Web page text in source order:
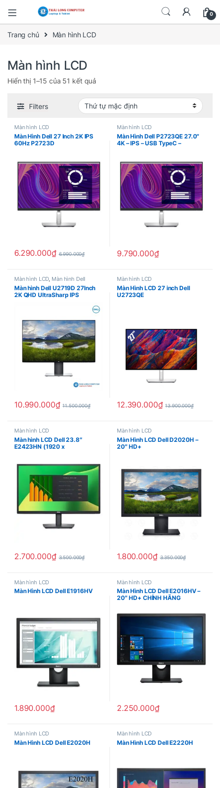
0
Trang chủ Màn hình LCD
Màn hình LCD
Hiển thị 1–15 của 51 kết quả
Filters
Màn hình LCD
Màn Hình Dell 27 Inch 2K IPS
60Hz P2723D
6.290.000₫ 6.990.000₫
Màn hình LCD
Màn Hình Dell P2723QE 27.0″
4K – IPS – USB TypeC –
9.790.000₫
Màn hình LCD, Màn hình Dell
Màn hình Dell U2719D 27Inch
2K QHD UltraSharp IPS
10.990.000₫ 11.500.000₫
Màn hình LCD
Màn Hình LCD 27 inch Dell
U2723QE
12.390.000₫ 13.900.000₫
Màn hình LCD
Màn hình LCD Dell 23.8″
E2423HN (1920 x
2.700.000₫ 3.500.000₫
Màn hình LCD
Màn Hình LCD Dell D2020H –
20″ HD+
1.800.000₫ 3.350.000₫
Màn hình LCD
Màn Hình LCD Dell E1916HV
1.890.000₫
Màn hình LCD
Màn Hình LCD Dell E2016HV –
20″ HD+ CHÍNH HÃNG
2.250.000₫
Màn hình LCD
Màn Hình LCD Dell E2020H
Màn hình LCD
Màn Hình LCD Dell E2220H